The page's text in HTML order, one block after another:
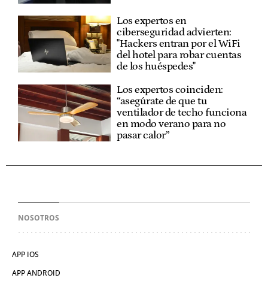
Los expertos en
ciberseguridad advierten:
"Hackers entran por el WiFi
del hotel para robar cuentas
de los huéspedes"
Los expertos coinciden:
“asegúrate de que tu
ventilador de techo funciona
en modo verano para no
pasar calor”
NOSOTROS
APP IOS
APP ANDROID